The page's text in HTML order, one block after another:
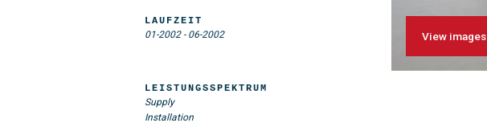
View images
LAUFZEIT
01-2002- 06-2002
LEISTUNGSSPEKTRUM
Supply
Installation